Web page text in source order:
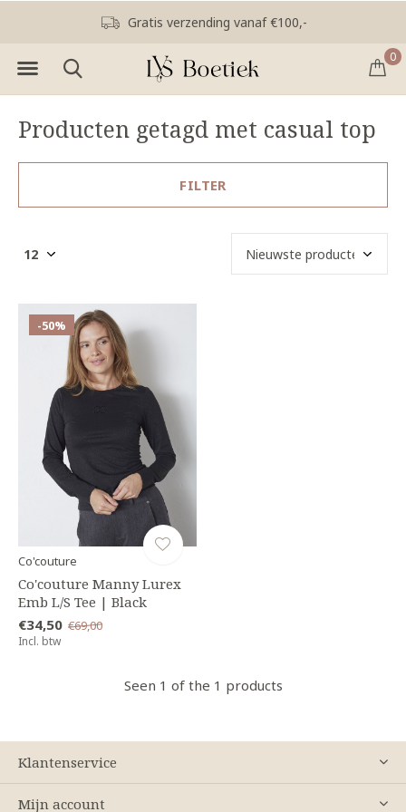
0
Gratis verzending vanaf €100,-
Producten getagd met casual top
FILTER
-50%
Co'couture
Co'couture Manny Lurex
Emb L/S Tee | Black
€34,50 €69,00
Incl. btw
Seen 1 of the 1 products
Klantenservice
Mijn account